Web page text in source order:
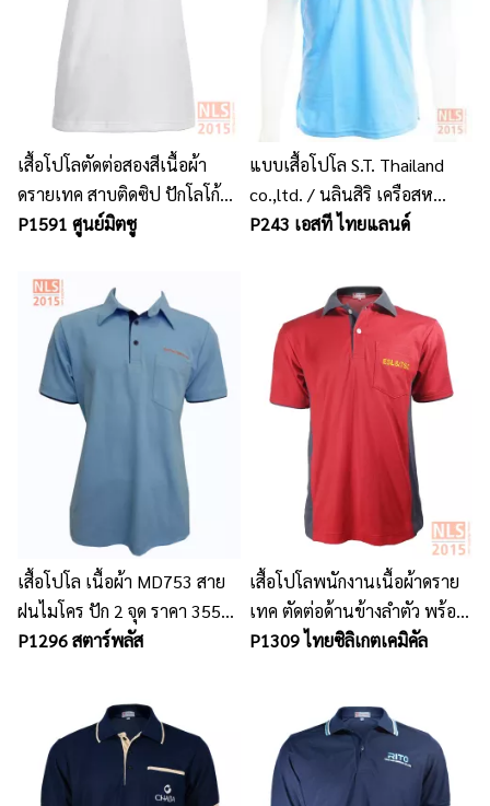
เสื้อโปโลตัดต่อสองสีเนื้อผ้า
ดรายเทค สาบติดซิป ปักโลโก้อก
ซ้าย
P1591 ศูนย์มิตซู
แบบเสื้อโปโล S.T. Thailand
co.,ltd. / นลินสิริ เครือสห
พัฒน์รับตัดเสื้อโปโลทุกแบบ
P243 เอสที ไทยแลนด์
เสื้อโปโล เนื้อผ้า MD753 สาย
ฝนไมโคร ปัก 2 จุด ราคา 355
B(ราคาขึ้นอยู่กับขนาดรูปแบบ
P1296 สตาร์พลัส
เสื้อโปโลพนักงานเนื้อผ้าดราย
เทค ตัดต่อด้านข้างลำตัว พร้อม
ปักโลโก้ ใส่สบายไม่ร้อน
P1309 ไทยซิลิเกตเคมิคัล